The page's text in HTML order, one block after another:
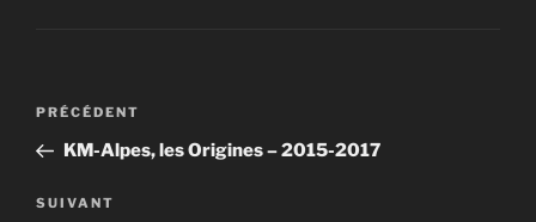
Navigation
l’article
Article
précédent
PRÉCÉDENT
KM-Alpes, les Origines – 2015-2017
Article
SUIVANT